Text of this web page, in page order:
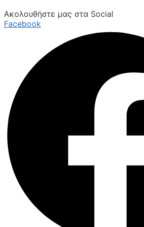
Ακολουθήστε μας στα Social
Facebook